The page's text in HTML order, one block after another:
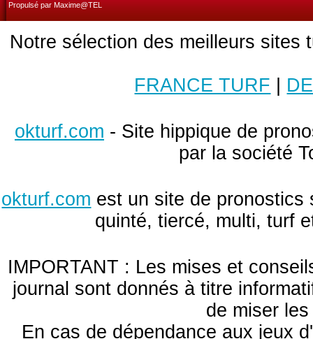
Propulsé par Maxime@TEL
Notre sélection des meilleurs sites
FRANCE TURF
okturf.com - Site hippique de
par la société
okturf.com est un site de pronostics
quinté, tiercé, multi, turf
IMPORTANT : Les mises et
journal sont donnés à titre
de miser
En cas de dépendance aux jeux